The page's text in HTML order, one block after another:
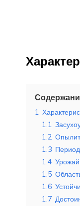
1
1.1
1.2
1.3
1.4
1.5
1.6
1.7